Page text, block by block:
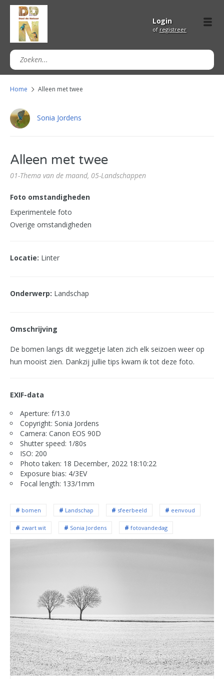
Login
of registreer
Home Alleen met twee
Sonia Jordens
Alleen met twee
01-Thema van de maand, 05-Landschappen
Foto omstandigheden
Experimentele foto
Overige omstandigheden
Locatie: Linter
Onderwerp: Landschap
Omschrijving
De bomen langs dit weggetje laten zich elk seizoen weer op
hun mooist zien. Dankzij jullie tips kwam ik tot deze foto.
EXIF-data
Aperture: f/13.0
Copyright: Sonia Jordens
Camera: Canon EOS 90D
Shutter speed: 1/80s
ISO: 200
Photo taken: 18 December, 2022 18:10:22
Exposure bias: 4/3EV
Focal length: 133/1mm
bomen Landschap sfeerbeeld eenvoud
zwart wit Sonia Jordens fotovandedag